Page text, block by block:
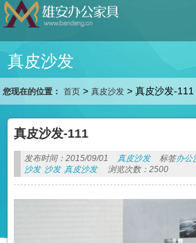
真皮沙发
您现在的位置： 首页 >真皮沙发 >真皮沙发-111
真皮沙发-111
发布时间：2015/09/01 真皮沙发 标签办公
沙发 沙发 真皮沙发 浏览次数：2500